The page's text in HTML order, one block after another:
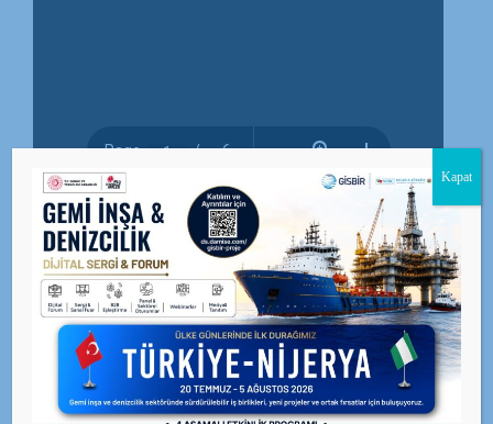
BEĞEN 0
facebook PAYLAŞ
twitterbird TWEET
Kapat